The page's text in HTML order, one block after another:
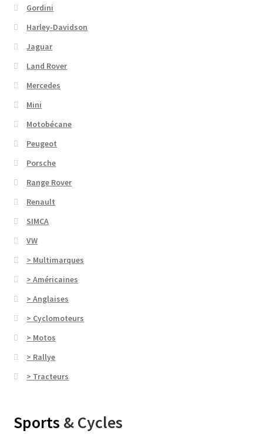
Gordini
Harley-Davidson
Jaguar
Land Rover
Mercedes
Mini
Motobécane
Peugeot
Porsche
Range Rover
Renault
SIMCA
VW
> Multimarques
> Américaines
> Anglaises
> Cyclomoteurs
> Motos
> Rallye
> Tracteurs
Sports & Cycles